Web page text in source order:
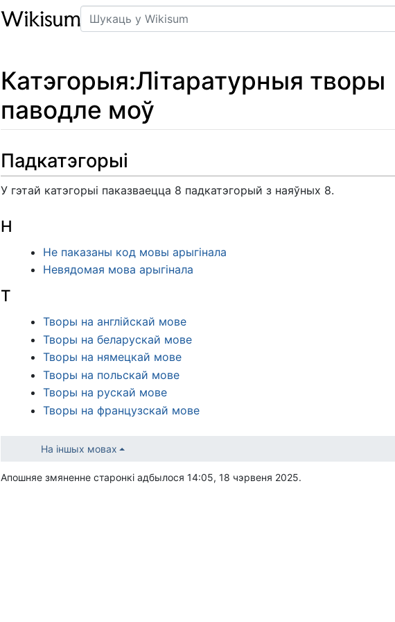
Пошук
Катэгорыя:Літаратурныя творы
паводле моў
Падкатэгорыі
У гэтай катэгорыі паказваецца 8 падкатэгорый з наяўных 8.
Н
Не паказаны код мовы арыгінала
Невядомая мова арыгінала
Т
Творы на англійскай мове
Творы на беларускай мове
Творы на нямецкай мове
Творы на польскай мове
Творы на рускай мове
Творы на французскай мове
На іншых мовах
Апошняе змяненне старонкі адбылося 14:05, 18 чэрвеня 2025.